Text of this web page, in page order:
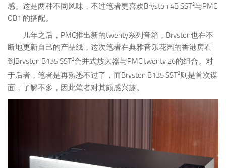
感。这是两种不同风味，不过笔者更喜欢Bryston 4B SST2与PMC
OB1i的搭配。
几年之后，PMC推出新的twenty系列音箱，Bryston也在不
断地更新自己的产品线，这次笔者在典雅音乐花园的香港房看
到Bryston B135 SST2合并式放大器与PMC twenty 26的组合。对
于后者，笔者是再熟悉不过了，而Bryston B135 SST2则是首次谋
面，了解不多，因此笔者对其颇感兴趣。